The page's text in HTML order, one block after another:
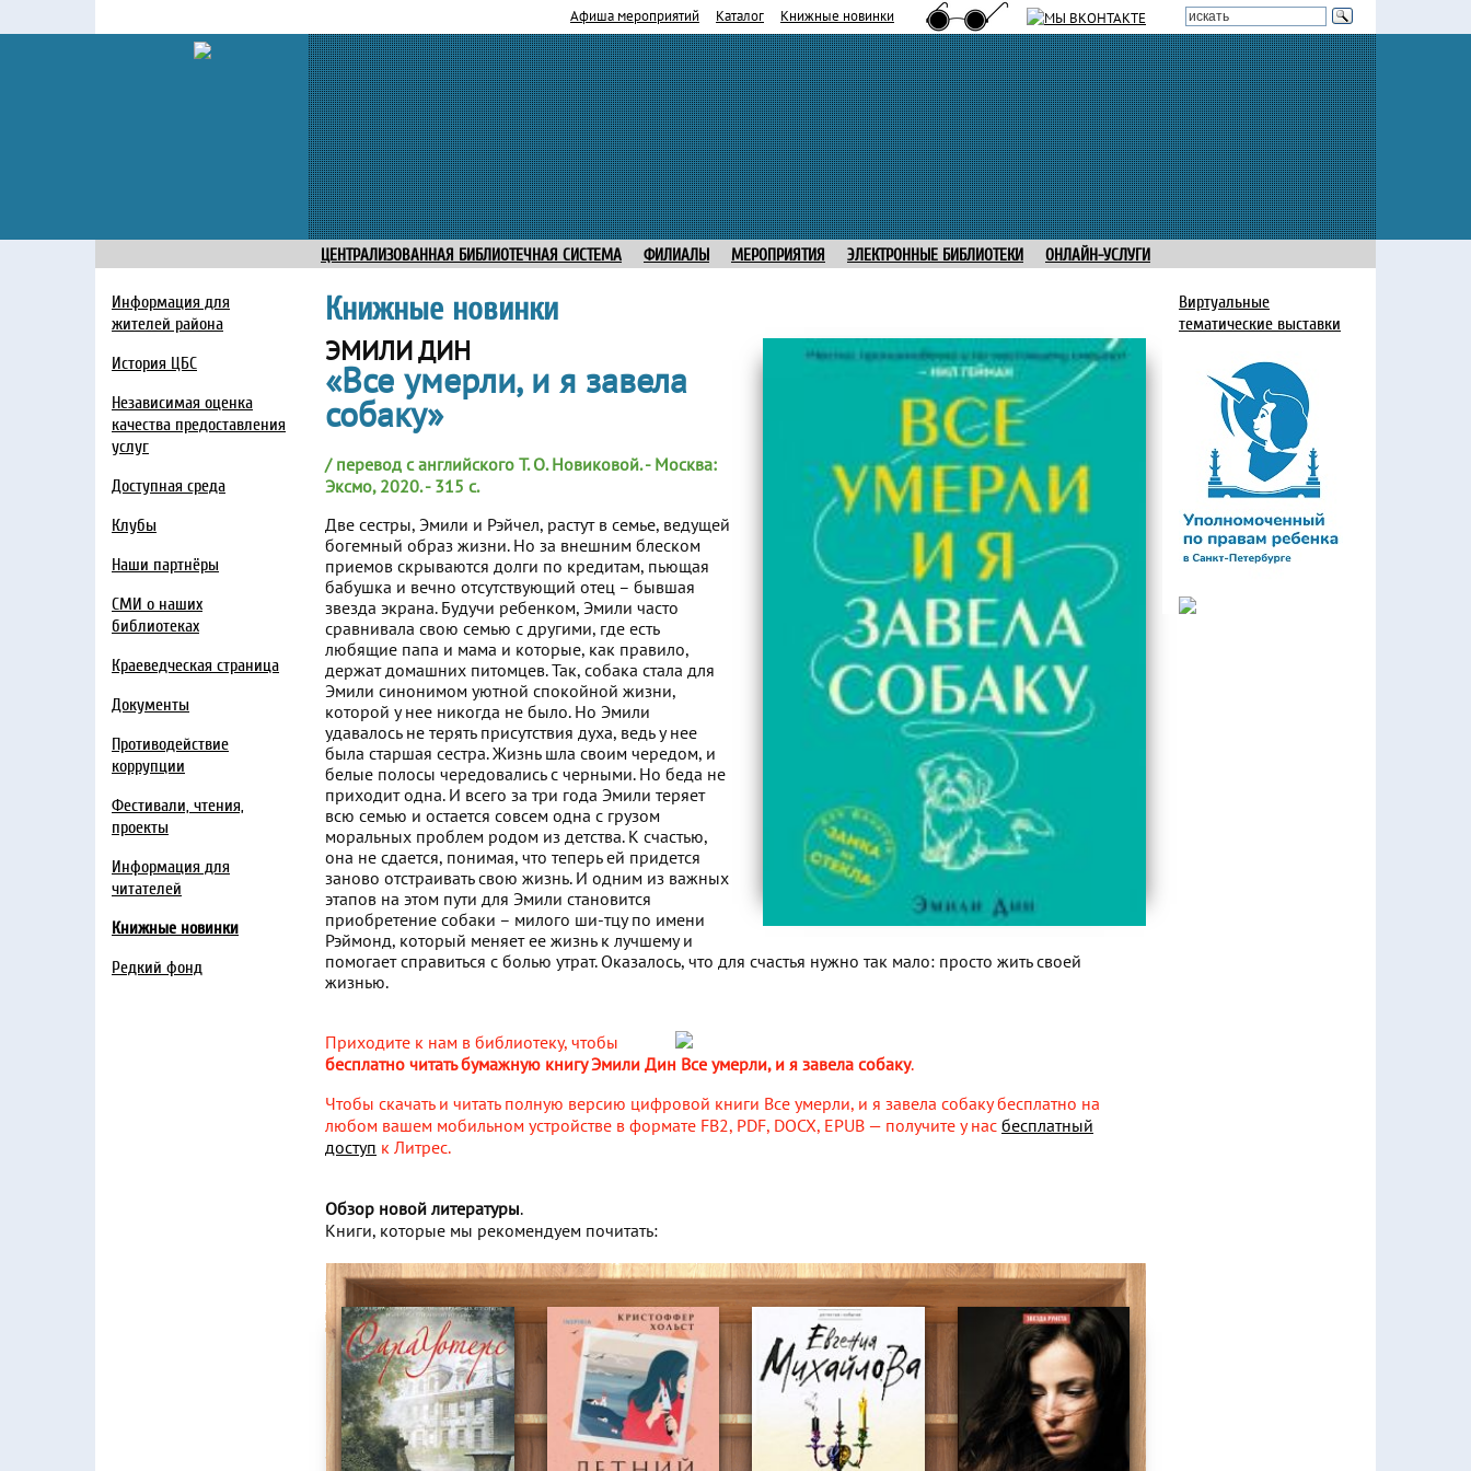
Афиша мероприятий Каталог Книжные новинки
ЦЕНТРАЛИЗОВАННАЯ БИБЛИОТЕЧНАЯ СИСТЕМА ФИЛИАЛЫ МЕРОПРИЯТИЯ ЭЛЕКТРОННЫЕ БИБЛИОТЕКИ ОНЛАЙН-УСЛУГИ
Информация для
жителей района
История ЦБС
Независимая оценка
качества предоставления
услуг
Доступная среда
Клубы
Наши партнёры
СМИ о наших
библиотеках
Краеведческая страница
Документы
Противодействие
коррупции
Фестивали, чтения,
проекты
Информация для
читателей
Книжные новинки
Редкий фонд
Книжные новинки
ЭМИЛИ ДИН
«Все умерли, и я завела
собаку»
/ перевод с английского Т. О. Новиковой. - Москва:
Эксмо, 2020. - 315 с.
Две сестры, Эмили и Рэйчел, растут в семье, ведущей
богемный образ жизни. Но за внешним блеском
приемов скрываются долги по кредитам, пьющая
бабушка и вечно отсутствующий отец – бывшая
звезда экрана. Будучи ребенком, Эмили часто
сравнивала свою семью с другими, где есть
любящие папа и мама и которые, как правило,
держат домашних питомцев. Так, собака стала для
Эмили синонимом уютной спокойной жизни,
которой у нее никогда не было. Но Эмили
удавалось не терять присутствия духа, ведь у нее
была старшая сестра. Жизнь шла своим чередом, и
белые полосы чередовались с черными. Но беда не
приходит одна. И всего за три года Эмили теряет
всю семью и остается совсем одна с грузом
моральных проблем родом из детства. К счастью,
она не сдается, понимая, что теперь ей придется
заново отстраивать свою жизнь. И одним из важных
этапов на этом пути для Эмили становится
приобретение собаки – милого ши-тцу по имени
Рэймонд, который меняет ее жизнь к лучшему и
помогает справиться с болью утрат. Оказалось, что для счастья нужно так мало: просто жить своей
жизнью.
Приходите к нам в библиотеку, чтобы
бесплатно читать бумажную книгу Эмили Дин Все умерли, и я завела собаку.
Чтобы скачать и читать полную версию цифровой книги Все умерли, и я завела собаку бесплатно на
любом вашем мобильном устройстве в формате FB2, PDF, DOCX, EPUB — получите у нас бесплатный
доступ к Литрес.
Обзор новой литературы.
Книги, которые мы рекомендуем почитать:
Виртуальные
тематические выставки